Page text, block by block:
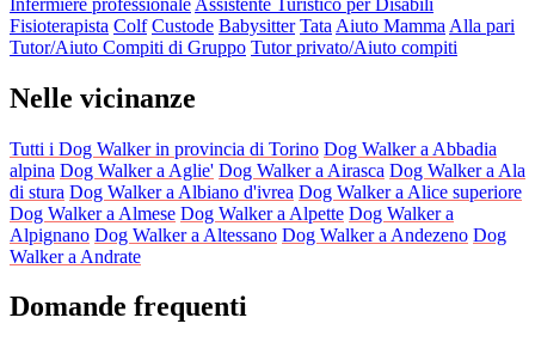
Fisioterapista Colf Custode Babysitter Tata Aiuto Mamma Alla pari
Tutor/Aiuto Compiti di Gruppo Tutor privato/Aiuto compiti
Nelle vicinanze
Tutti i Dog Walker in provincia di Torino Dog Walker a Abbadia
alpina Dog Walker a Aglie' Dog Walker a Airasca Dog Walker a Ala
di stura Dog Walker a Albiano d'ivrea Dog Walker a Alice superiore
Dog Walker a Almese Dog Walker a Alpette Dog Walker a
Alpignano Dog Walker a Altessano Dog Walker a Andezeno Dog
Walker a Andrate
Domande frequenti